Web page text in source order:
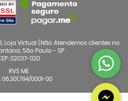
Loja Virtual (Não Atendemos clientes no
São Paulo - SP
02037-020
RVS ME
06.301.794/0001-00